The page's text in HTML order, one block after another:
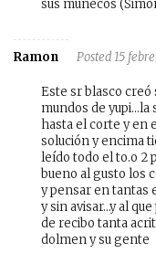
sus muñecos
Ramon Posted 15
Este sr blasco
mundos de yupi…la
hasta el corte y en
solución y encima
leído todo el to.o 2
bueno al gusto los
y pensar en tantas
y sin avisar…y al
de recibo tanta
dolmen y su gente